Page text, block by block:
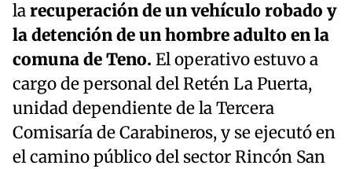
larecuperación de un vehículo robado y
la detención de un hombre adulto en la
comuna de Teno. El operativo estuvo a
cargo de personal del Retén La Puerta,
unidad dependiente de la Tercera
Comisaría de Carabineros, y se ejecutó en
el camino público del sector Rincón San